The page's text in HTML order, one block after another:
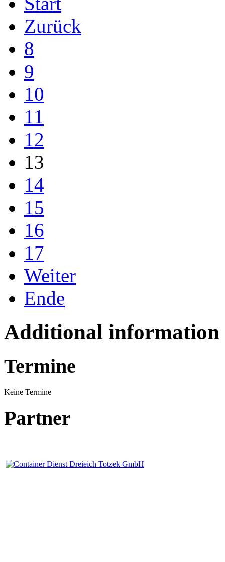
Zurück
8
9
10
11
12
13
14
15
16
17
Weiter
Ende
Additional information
Termine
Keine Termine
Partner